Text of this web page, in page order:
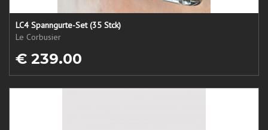
LC4 Spanngurte-Set (35 Stck)
Le Corbusier
€ 239.00